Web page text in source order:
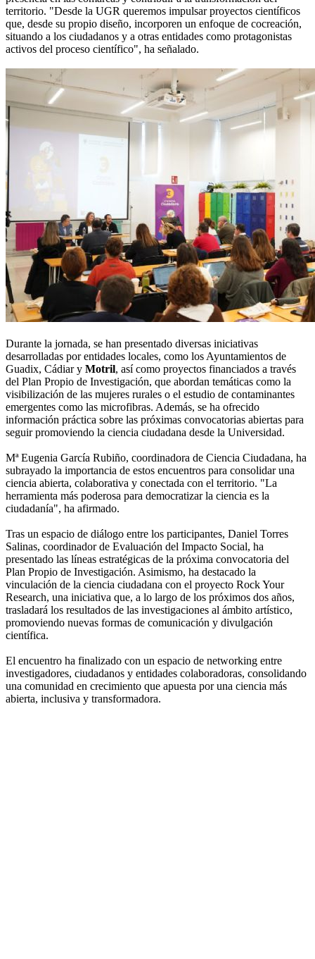
territorio. "Desde la UGR queremos impulsar proyectos científicos
que, desde su propio diseño, incorporen un enfoque de cocreación,
situando a los ciudadanos y a otras entidades como protagonistas
activos del proceso científico", ha señalado.
Durante la jornada, se han presentado diversas iniciativas
desarrolladas por entidades locales, como los Ayuntamientos de
Guadix, Cádiar y Motril, así como proyectos financiados a través
del Plan Propio de Investigación, que abordan temáticas como la
visibilización de las mujeres rurales o el estudio de contaminantes
emergentes como las microfibras. Además, se ha ofrecido
información práctica sobre las próximas convocatorias abiertas para
seguir promoviendo la ciencia ciudadana desde la Universidad.
Mª Eugenia García Rubiño, coordinadora de Ciencia Ciudadana, ha
subrayado la importancia de estos encuentros para consolidar una
ciencia abierta, colaborativa y conectada con el territorio. "La
herramienta más poderosa para democratizar la ciencia es la
ciudadanía", ha afirmado.
Tras un espacio de diálogo entre los participantes, Daniel Torres
Salinas, coordinador de Evaluación del Impacto Social, ha
presentado las líneas estratégicas de la próxima convocatoria del
Plan Propio de Investigación. Asimismo, ha destacado la
vinculación de la ciencia ciudadana con el proyecto Rock Your
Research, una iniciativa que, a lo largo de los próximos dos años,
trasladará los resultados de las investigaciones al ámbito artístico,
promoviendo nuevas formas de comunicación y divulgación
científica.
El encuentro ha finalizado con un espacio de networking entre
investigadores, ciudadanos y entidades colaboradoras, consolidando
una comunidad en crecimiento que apuesta por una ciencia más
abierta, inclusiva y transformadora.